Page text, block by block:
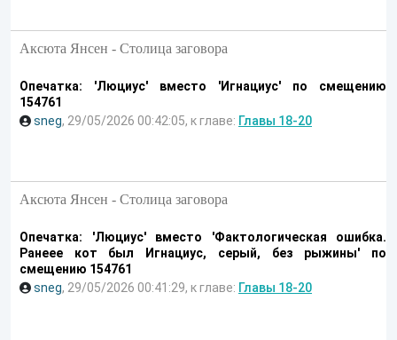
Аксюта Янсен - Столица заговора
Опечатка: 'Люциус' вместо 'Игнациус' по смещению
154761
sneg, 29/05/2026 00:42:05, к главе: Главы 18-20
Аксюта Янсен - Столица заговора
Опечатка: 'Люциус' вместо 'Фактологическая ошибка.
Ранеее кот был Игнациус, серый, без рыжины' по
смещению 154761
sneg, 29/05/2026 00:41:29, к главе: Главы 18-20